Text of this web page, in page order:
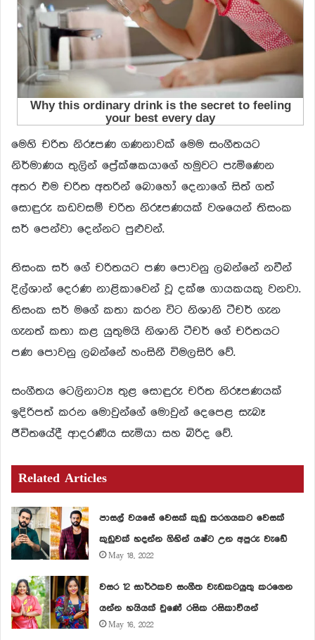
මෙහි චරිත නිරූපණ ගණනාවක් මෙම සංගීතයට
නිර්මාණය තුලින් ප්‍රේක්ෂකයාගේ හමුවට පැමිණෙන
අතර එම චරිත අතරින් බොහෝ දෙනාගේ සිත් ගත්
සොඳුරු කඩවසම් චරිත නිරූපණයක් වශයෙන් තිසංක
සර් පෙන්වා දෙන්නට පුළුවන්.
තිසංක සර් ගේ චරිතයට පණ පොවනු ලබන්නේ නවීන්
දිල්ශාන් දෙරණ නාළිකාවෙන් වූ දක්ෂ ගායකයකු වනවා.
තිසංක සර් මගේ කතා කරන විට නිශානි ටීචර් ගැන
ගැනත් කතා කළ යුතුමයි නිශානි ටීචර් ගේ චරිතයට
පණ පොවනු ලබන්නේ හංසිනී විමලසිරි වේ.
සංගීතය ටෙලිනාට්‍ය තුළ සොඳුරු චරිත නිරූපණයක්
ඉදිරිපත් කරන මොවුන්ගේ මොවුන් දෙපෙළ සැබෑ
ජීවිතයේදී ආදරණීය සැමියා සහ බිරිද වේ.
Related Articles
පාසල් වයසේ වෙසක් කුඩු තරගයකට වෙසක්
කුඩුවක් හදන්න ගිහින් යෂ්ට උන අපුරු වැඩේ
May 18, 2022
වසර 12 සාර්ථකව සංගීත වැඩකටයුතු කරගෙන
යන්න හයියක් වුණේ රසික රසිකාවියන්
May 16, 2022